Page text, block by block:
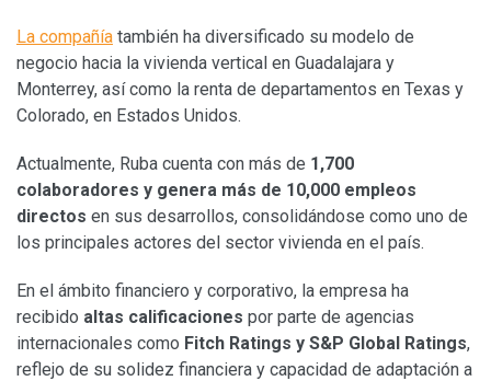
La compañía también ha diversificado su modelo de
negocio hacia la vivienda vertical en Guadalajara y
Monterrey, así como la renta de departamentos en Texas y
Colorado, en Estados Unidos.
Actualmente, Ruba cuenta con más de 1,700
colaboradores y genera más de 10,000 empleos
directos en sus desarrollos, consolidándose como uno de
los principales actores del sector vivienda en el país.
En el ámbito financiero y corporativo, la empresa ha
recibido altas calificaciones por parte de agencias
internacionales como Fitch Ratings y S&P Global Ratings,
reflejo de su solidez financiera y capacidad de adaptación a